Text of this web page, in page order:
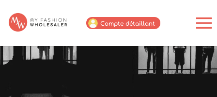
Compte détaillant